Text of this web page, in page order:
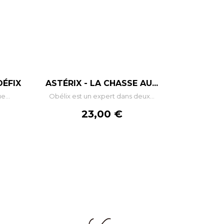
ASTÉRIX - LA CHASSE AU...
Obélix est un expert dans deux...
Prix
23,00 €
– +